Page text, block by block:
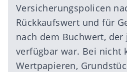
Versicherungspolicen
Rückkaufswert und für
nach dem Buchwert,
verfügbar war. Bei nicht
Wertpapieren,